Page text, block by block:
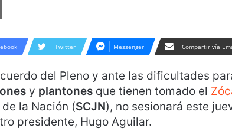
Twitter Messenger Compartir vía
del Pleno y ante las dificultades
y plantones que tienen tomado el
la Nación (SCJN), no sesionará este
presidente, Hugo Aguilar.